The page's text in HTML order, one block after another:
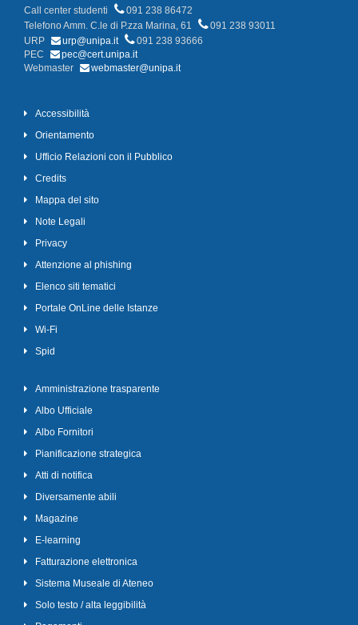
Call center studenti
091 238 86472
Telefono Amm. C.le di P.zza Marina, 61
091 238 93011
URP
urp@unipa.it
091 238 93666
PEC
pec@cert.unipa.it
Webmaster
webmaster@unipa.it
Accessibilità
Orientamento
Ufficio Relazioni con il Pubblico
Credits
Mappa del sito
Note Legali
Privacy
Attenzione al phishing
Elenco siti tematici
Portale OnLine delle Istanze
Wi-Fi
Spid
Amministrazione trasparente
Albo Ufficiale
Albo Fornitori
Pianificazione strategica
Atti di notifica
Diversamente abili
Magazine
E-learning
Fatturazione elettronica
Sistema Museale di Ateneo
Solo testo / alta leggibilità